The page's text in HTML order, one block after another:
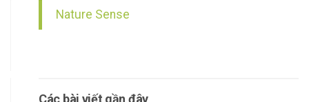
Nature Sense
Các bài viết gần đây